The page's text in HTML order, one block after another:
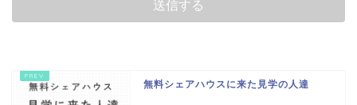
無料シェアハウスに来た見学の人達